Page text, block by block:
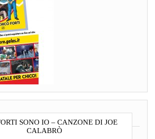
SONO IO – CANZONE DI JOE
CALABRÒ